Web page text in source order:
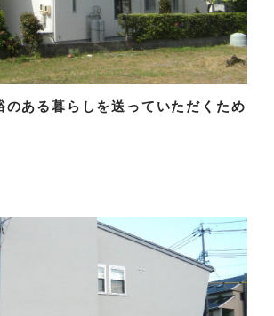
のある暮らしを送っていただくため